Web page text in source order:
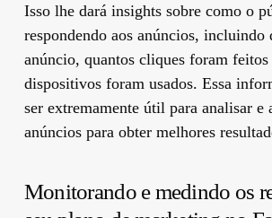
Isso lhe dará insights sobre como o
respondendo aos anúncios,
anúncio, quantos cliques foram feitos
dispositivos foram usados. Essa
ser extremamente útil para analisar e
anúncios para obter melhores
Monitorando e medindo os